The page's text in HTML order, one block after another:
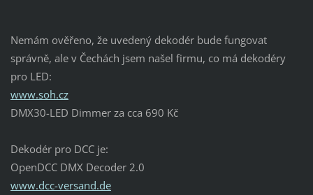
Nemám ověřeno, že uvedený dekodér bude fungovat
správně, ale v Čechách jsem našel firmu, co má dekodéry
pro LED:
www.soh.cz
DMX30-LED Dimmer za cca 690 Kč
Dekodér pro DCC je:
OpenDCC DMX Decoder 2.0
www.dcc-versand.de